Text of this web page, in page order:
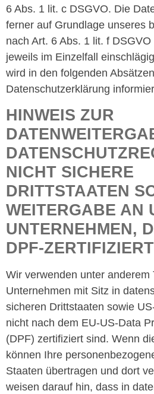
6 Abs. 1 lit. c DSGVO. Die
ferner auf Grundlage unseres
nach Art. 6 Abs. 1 lit. f
jeweils im Einzelfall
wird in den folgenden
Datenschutzerklärung
HINWEIS ZUR
NICHT SICHERE
DRITTSTAATEN
WEITERGABE AN
UNTERNEHMEN,
DPF-
Wir verwenden unter anderem
Unternehmen mit Sitz in
sicheren Drittstaaten sowie
nicht nach dem EU-US-Data
(DPF) zertifiziert sind. Wenn
können Ihre
Staaten übertragen und dort
weisen darauf hin, dass in